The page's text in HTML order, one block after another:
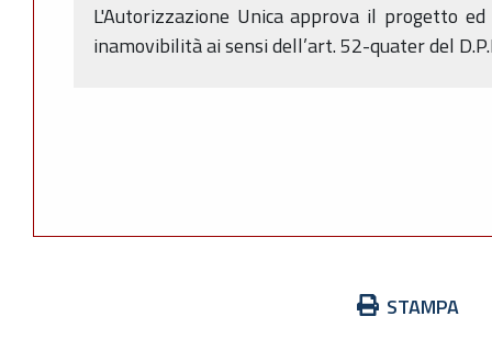
L'Autorizzazione Unica approva il progetto
inamovibilità ai sensi dell’art. 52-quater del
STAMPA